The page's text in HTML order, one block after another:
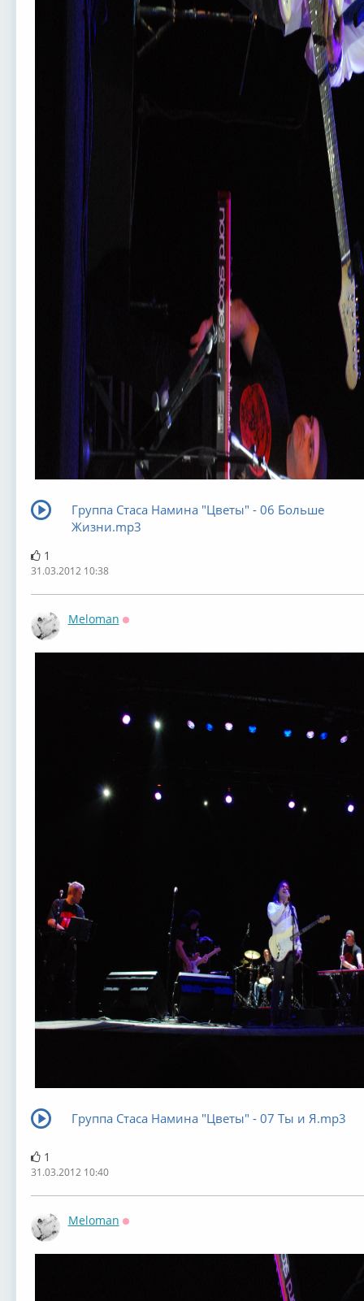
Группа Стаса Намина "Цветы" - 06 Больше
Жизни.mp3
1
31.03.2012 10:38
Meloman
Группа Стаса Намина "Цветы" - 07 Ты и Я.mp3
1
31.03.2012 10:40
Meloman